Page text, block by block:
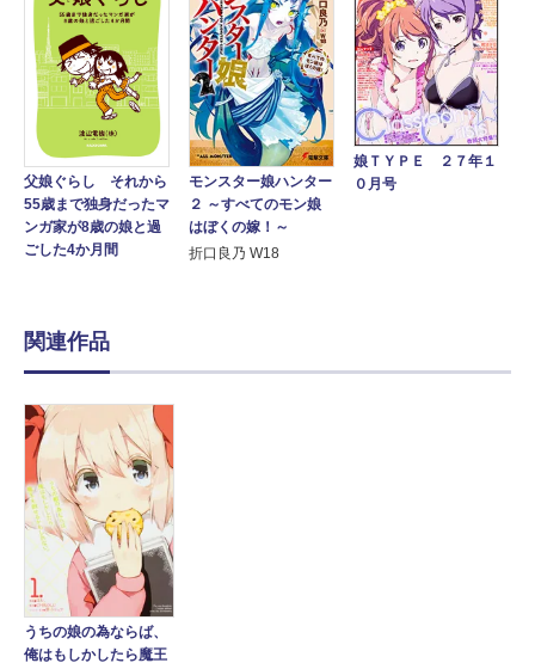
父娘ぐらし それから
55歳まで独身だったマ
ンガ家が8歳の娘と過
ごした4か月間
モンスター娘ハンター
２ ～すべてのモン娘
はぼくの嫁！～
折口良乃 W18
娘ＴＹＰＥ ２７年１
０月号
関連作品
うちの娘の為ならば、
俺はもしかしたら魔王